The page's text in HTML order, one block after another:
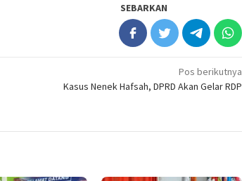
SEBARKAN
Pos berikutnya
Kasus Nenek Hafsah, DPRD Akan Gelar RDP